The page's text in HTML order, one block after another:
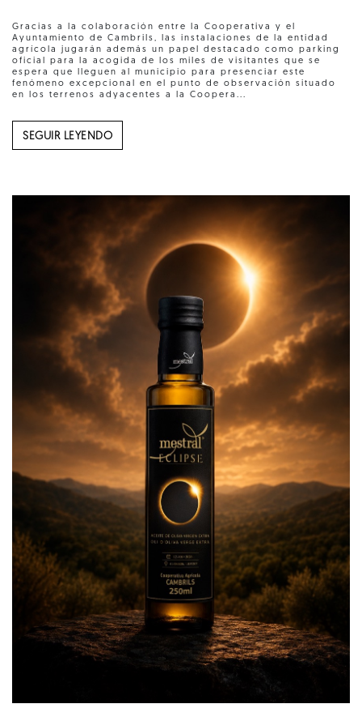
Gracias a la colaboración entre la Cooperativa y el
Ayuntamiento de Cambrils, las instalaciones de la entidad
agrícola jugarán además un papel destacado como parking
oficial para la acogida de los miles de visitantes que se
espera que lleguen al municipio para presenciar este
fenómeno excepcional en el punto de observación situado
en los terrenos adyacentes a la Coopera...
SEGUIR LEYENDO